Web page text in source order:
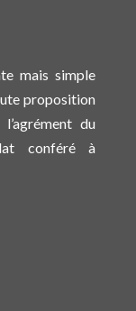
mais simple
proposition
du
conféré à